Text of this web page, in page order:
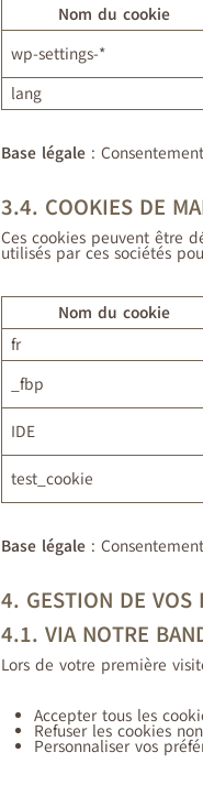
Nom du cookie
wp-settings-*
lang
Base légale : Consentement
3.4. COOKIES DE
Ces cookies peuvent être
utilisés par ces sociétés
Nom du cookie
fr
_fbp
IDE
test_cookie
Base légale : Consentement
4. GESTION DE VOS
4.1. VIA NOTRE
Lors de votre première
Accepter tous les
Refuser les cookies
Personnaliser vos